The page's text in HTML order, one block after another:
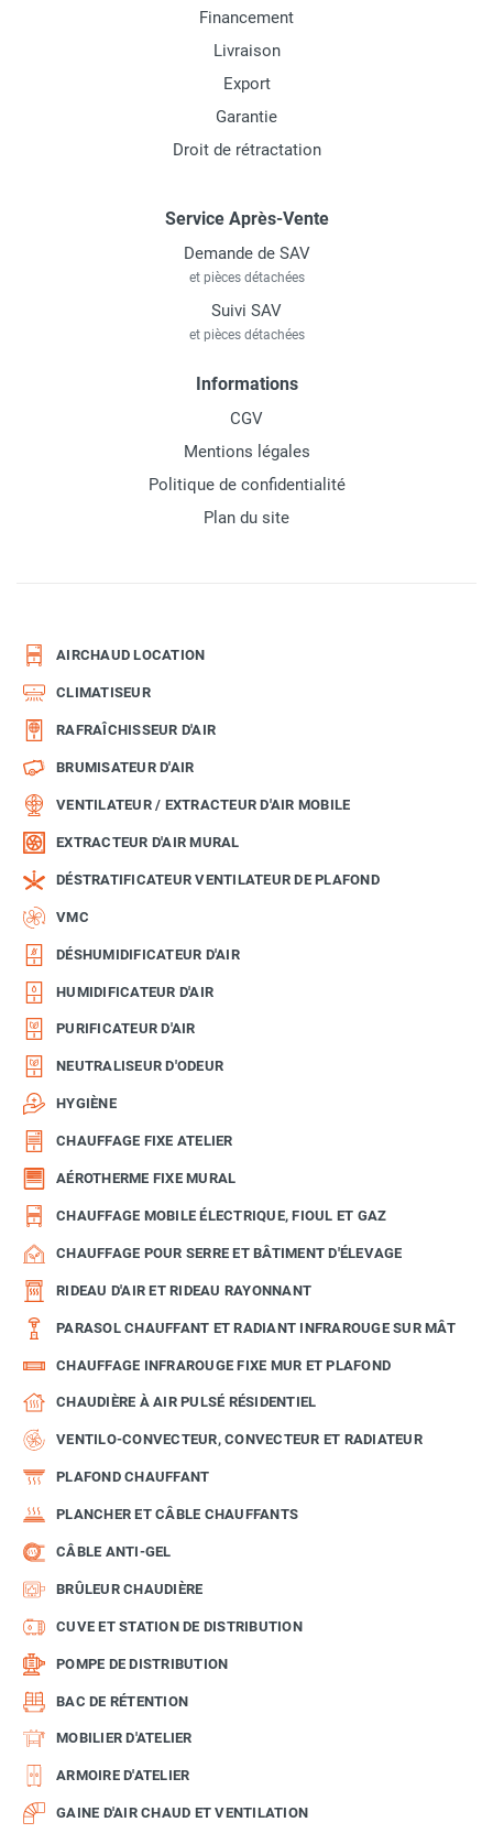
Financement
Livraison
Export
Garantie
Droit de rétractation
Service Après-Vente
Demande de SAV
et pièces détachées
Suivi SAV
et pièces détachées
Informations
CGV
Mentions légales
Politique de confidentialité
Plan du site
AIRCHAUD LOCATION
CLIMATISEUR
RAFRAÎCHISSEUR D'AIR
BRUMISATEUR D'AIR
VENTILATEUR / EXTRACTEUR D'AIR MOBILE
EXTRACTEUR D'AIR MURAL
DÉSTRATIFICATEUR VENTILATEUR DE PLAFOND
VMC
DÉSHUMIDIFICATEUR D'AIR
HUMIDIFICATEUR D'AIR
PURIFICATEUR D'AIR
NEUTRALISEUR D'ODEUR
HYGIÈNE
CHAUFFAGE FIXE ATELIER
AÉROTHERME FIXE MURAL
CHAUFFAGE MOBILE ÉLECTRIQUE, FIOUL ET GAZ
CHAUFFAGE POUR SERRE ET BÂTIMENT D'ÉLEVAGE
RIDEAU D'AIR ET RIDEAU RAYONNANT
PARASOL CHAUFFANT ET RADIANT INFRAROUGE SUR MÂT
CHAUFFAGE INFRAROUGE FIXE MUR ET PLAFOND
CHAUDIÈRE À AIR PULSÉ RÉSIDENTIEL
VENTILO-CONVECTEUR, CONVECTEUR ET RADIATEUR
PLAFOND CHAUFFANT
PLANCHER ET CÂBLE CHAUFFANTS
CÂBLE ANTI-GEL
BRÛLEUR CHAUDIÈRE
CUVE ET STATION DE DISTRIBUTION
POMPE DE DISTRIBUTION
BAC DE RÉTENTION
MOBILIER D'ATELIER
ARMOIRE D'ATELIER
GAINE D'AIR CHAUD ET VENTILATION